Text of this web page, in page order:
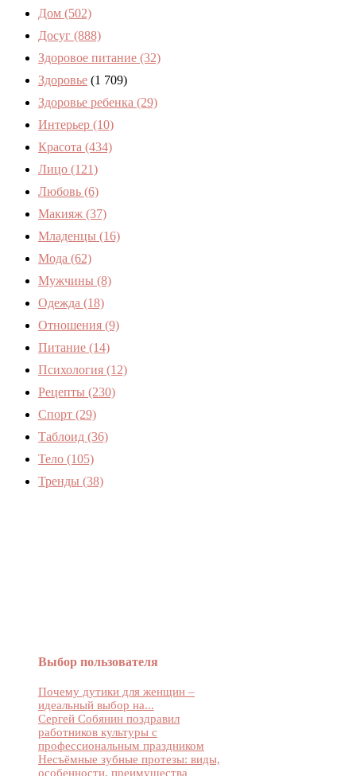
Дом (502)
Досуг (888)
Здоровое питание (32)
Здоровье (1 709)
Здоровье ребенка (29)
Интерьер (10)
Красота (434)
Лицо (121)
Любовь (6)
Макияж (37)
Младенцы (16)
Мода (62)
Мужчины (8)
Одежда (18)
Отношения (9)
Питание (14)
Психология (12)
Рецепты (230)
Спорт (29)
Таблоид (36)
Тело (105)
Тренды (38)
Выбор пользователя
Почему дутики для женщин –
идеальный выбор на...
Сергей Собянин поздравил
работников культуры с
профессиональным праздником
Несъёмные зубные протезы: виды,
особенности, преимущества